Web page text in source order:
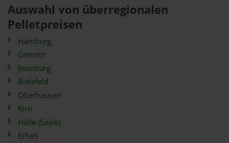
Auswahl von überregionalen
Pelletpreisen
Hamburg
Gneven
Jesteburg
Bielefeld
Oberhausen
Kirn
Halle (Saale)
Erfurt